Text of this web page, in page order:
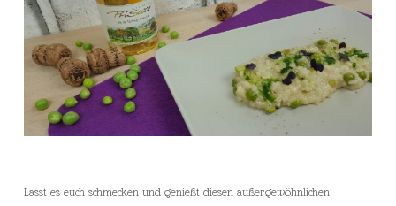
Lasst es euch schmecken und genießt diesen außergewöhnlichen